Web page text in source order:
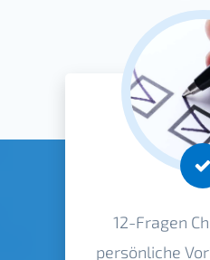
12-Fragen
persönliche